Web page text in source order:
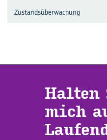
Zustandsüberwachung
Hal­ten
mich